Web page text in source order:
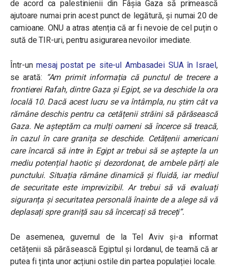
de acord ca palestinienii din Fâșia Gaza să primească
ajutoare numai prin acest punct de legătură, și numai 20 de
camioane. ONU a atras atenția că ar fi nevoie de cel puțin o
sută de TIR-uri, pentru asigurarea nevoilor imediate.
Într-unmesaj postat pe site-ul Ambasadei SUA în Israel,
se arată:
“Am primit informația că punctul de trecere a
frontierei Rafah, dintre Gaza și Egipt, se va deschide la ora
locală 10. Dacă acest lucru se va întâmpla, nu știm cât va
rămâne deschis pentru ca cetățenii străini să părăsească
Gaza. Ne așteptăm ca mulți oameni să încerce să treacă,
în cazul în care granița se deschide. Cetățenii americani
care încarcă să intre în Egipt ar trebui să se aștepte la un
mediu potențial haotic și dezordonat, de ambele părți ale
punctului. Situația rămâne dinamică și fluidă, iar mediul
de securitate este imprevizibil. Ar trebui să vă evaluați
siguranța și securitatea personală înainte de a alege să vă
deplasați spre graniță sau să încercați să treceți”.
De asemenea, guvernul de la Tel Aviv și-a informat
cetățenii să părăsească Egiptul și Iordanul, de teamă că ar
putea fi ținta unor acțiuni ostile din partea populației locale.